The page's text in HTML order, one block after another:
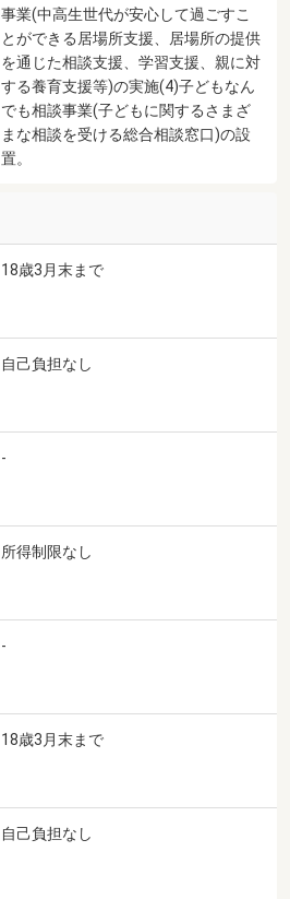
事業(中高生世代が安心して過ごすこ
とができる居場所支援、居場所の提供
を通じた相談支援、学習支援、親に対
する養育支援等)の実施(4)子どもなん
でも相談事業(子どもに関するさまざ
まな相談を受ける総合相談窓口)の設
置。
18歳3月末まで
自己負担なし
-
所得制限なし
-
18歳3月末まで
自己負担なし